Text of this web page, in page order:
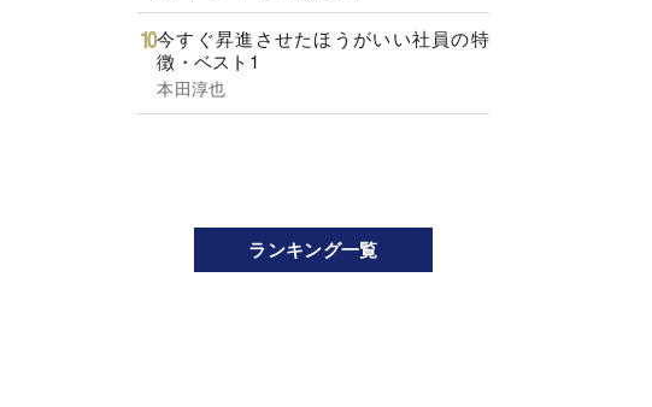
今すぐ昇進させたほうがいい社員の特
徴・ベスト1
本田淳也
ランキング一覧